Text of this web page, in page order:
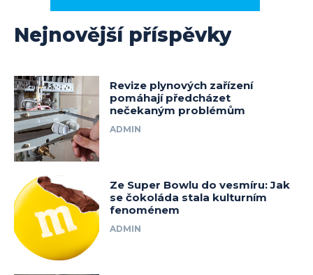
Nejnovější příspěvky
Revize plynových zařízení
pomáhají předcházet
nečekaným problémům
ADMIN
Ze Super Bowlu do vesmíru: Jak
se čokoláda stala kulturním
fenoménem
ADMIN